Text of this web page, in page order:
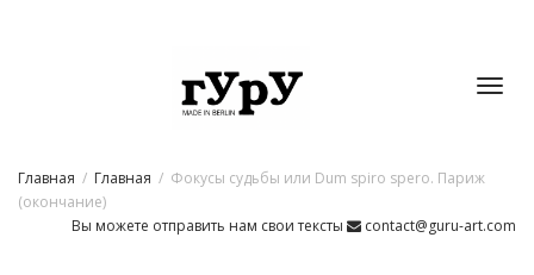
Главная Главная
Фокусы судьбы или Dum spiro spero. Париж
(окончание)
Вы можете отправить нам свои тексты
contact@guru-art.com